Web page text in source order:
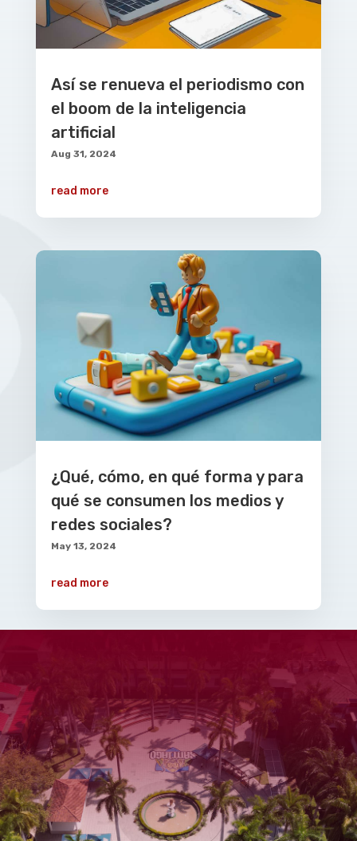
Así se renueva el periodismo con
el boom de la inteligencia
artificial
Aug 31, 2024
read more
¿Qué, cómo, en qué forma y para
qué se consumen los medios y
redes sociales?
May 13, 2024
read more